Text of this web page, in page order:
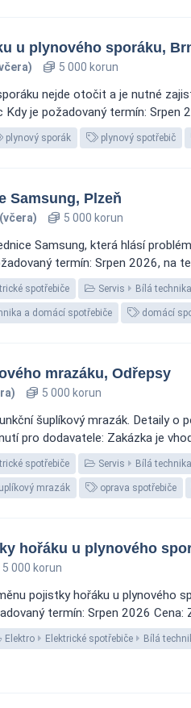
u plynového sporáku,
5 000 korun
nejde otočit a je nutné
je požadovaný termín: Srpen
plynový sporák plynový spotřebič
Samsung, Plzeň
(včera) 5 000 korun
Samsung, která hlásí
termín: Srpen 2026, na
spotřebiče Servis Bílá technika
a domácí spotřebiče domácí
mrazáku, Odřepsy
5 000 korun
šuplíkový mrazák. Detaily
pro dodavatele: Zakázka je
spotřebiče Servis Bílá technika
mrazák oprava spotřebiče
hořáku u plynového
5 000 korun
pojistky hořáku u plynového
termín: Srpen 2026
Elektro Elektrické spotřebiče Bílá